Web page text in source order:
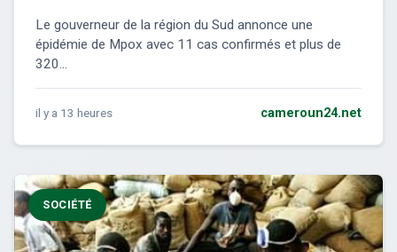
Le gouverneur de la région du Sud annonce une
épidémie de Mpox avec 11 cas confirmés et plus de
320...
il y a 13 heures cameroun24.net
SOCIÉTÉ